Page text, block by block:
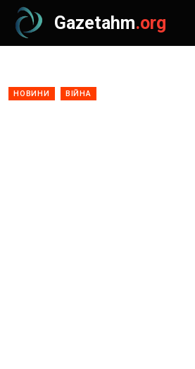
Gazetahm.org
НОВИНИ ВІЙНА